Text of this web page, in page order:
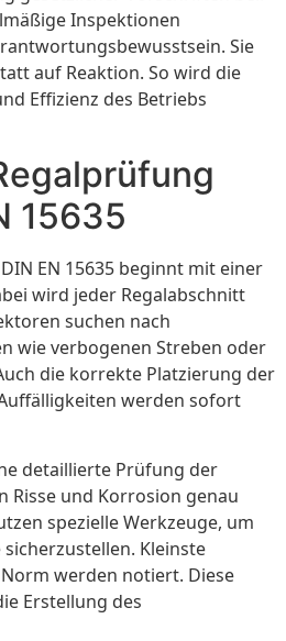
Inspektionen
Sie
auf Reaktion. So wird die
Effizienz des Betriebs
15635
EN 15635 beginnt mit einer
wird jeder Regalabschnitt
suchen nach
wie verbogenen Streben oder
die korrekte Platzierung der
werden sofort
detaillierte Prüfung der
Risse und Korrosion genau
spezielle Werkzeuge, um
Kleinste
werden notiert. Diese
Erstellung des